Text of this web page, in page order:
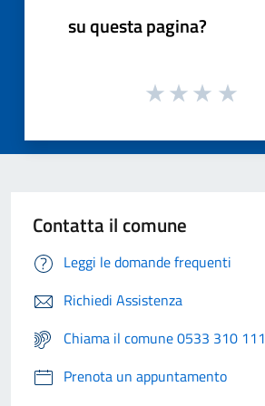
su questa pagina?
Contatta il comune
Leggi le domande frequenti
Richiedi Assistenza
Chiama il comune 0533 310 111
Prenota un appuntamento